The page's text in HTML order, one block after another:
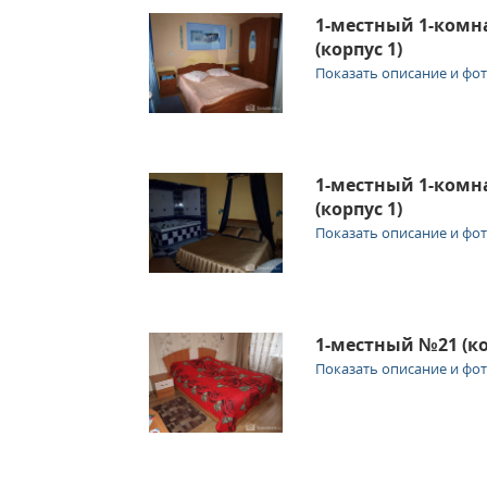
1-местный 1-
(корпус 1)
Показать описание и
1-местный 1-
(корпус 1)
Показать описание и
1-местный №21
Показать описание и